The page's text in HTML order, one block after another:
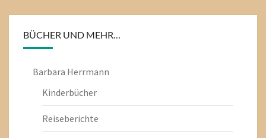
BÜCHER UND MEHR…
Barbara Herrmann
Kinderbücher
Reiseberichte